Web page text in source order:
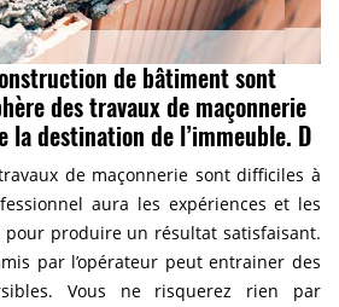
de bâtiment sont
des travaux de maçonnerie
la destination de l’immeuble. D
de maçonnerie sont difficiles à
aura les expériences et les
pour produire un résultat satisfaisant.
par l’opérateur peut entrainer des
Vous ne risquerez rien par